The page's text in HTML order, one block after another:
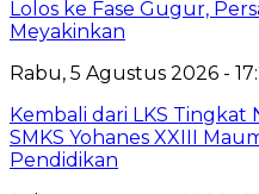
Lolos ke Fase Gugur,
Meyakinkan
Rabu, 5 Agustus 2026 -
Kembali dari LKS Tingkat
SMKS Yohanes XXIII
Pendidikan